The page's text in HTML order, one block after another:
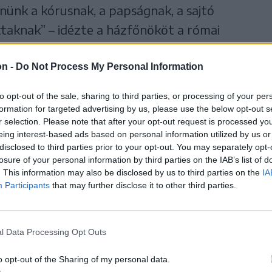
- Do Not Process My Personal Information
opt-out of the sale, sharing to third parties, or processing of your
for targeted advertising by us, please use the below opt-out
selection. Please note that after your opt-out request is processed
interest-based ads based on personal information utilized by us
to third parties prior to your opt-out. You may separately
of your personal information by third parties on the IAB’s list of
This information may also be disclosed by us to third parties on the
Participants that may further disclose it to other third parties.
Data Processing Opt Outs
opt-out of the Sharing of my personal data.
a kórusnak, a papságnak, a sajtó
– idézte a házfőnököt a római
vatikáni liturgikus bizottság kéri, a pápai
ami jelentősen megnövelte mind a
szükséges költségek összegét.
Az elképzelések szerint kivakolják az
koncelebráló főpapok számára. Itt még
a technikai stáb legszükségesebb
egyik szára elkorhadt, ezért azt ki